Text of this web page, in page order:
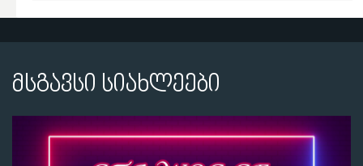
მსგავსი სიახლეები